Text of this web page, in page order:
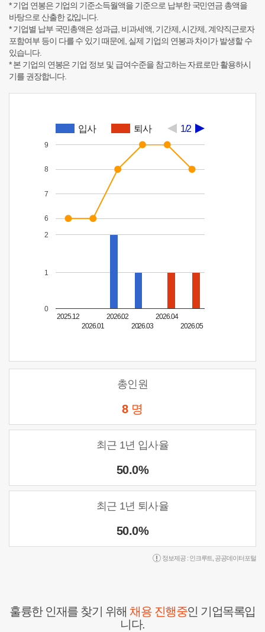
* 기업 연봉은 기업의 기준소득월액을 기준으로 납부한 국민연금 총액을
바탕으로 산출한 값입니다.
* 기업별 납부 국민총액은 성과급, 비과세액, 기간제, 시간제, 계약직근로자
포함여부 등이 다를 수 있기 때문에, 실제 기업의 연봉과 차이가 발생할 수
있습니다.
* 본 기업의 연봉은 기업 정보 및 급여수준을 참고하는 자료로만 활용하시
기를 권장합니다.
입사 퇴사 1/2
2025.12
2026.01
2026.02
2026.03
2026.04
2026.05
0
1
2
6
7
8
9
총인원
8 명
최근 1년 입사율
50.0%
최근 1년 퇴사율
50.0%
정보제공 : 인크루트 공공데이터포털
훌륭한 인재를 찾기 위해채용 진행중인 기업목록입
니다.